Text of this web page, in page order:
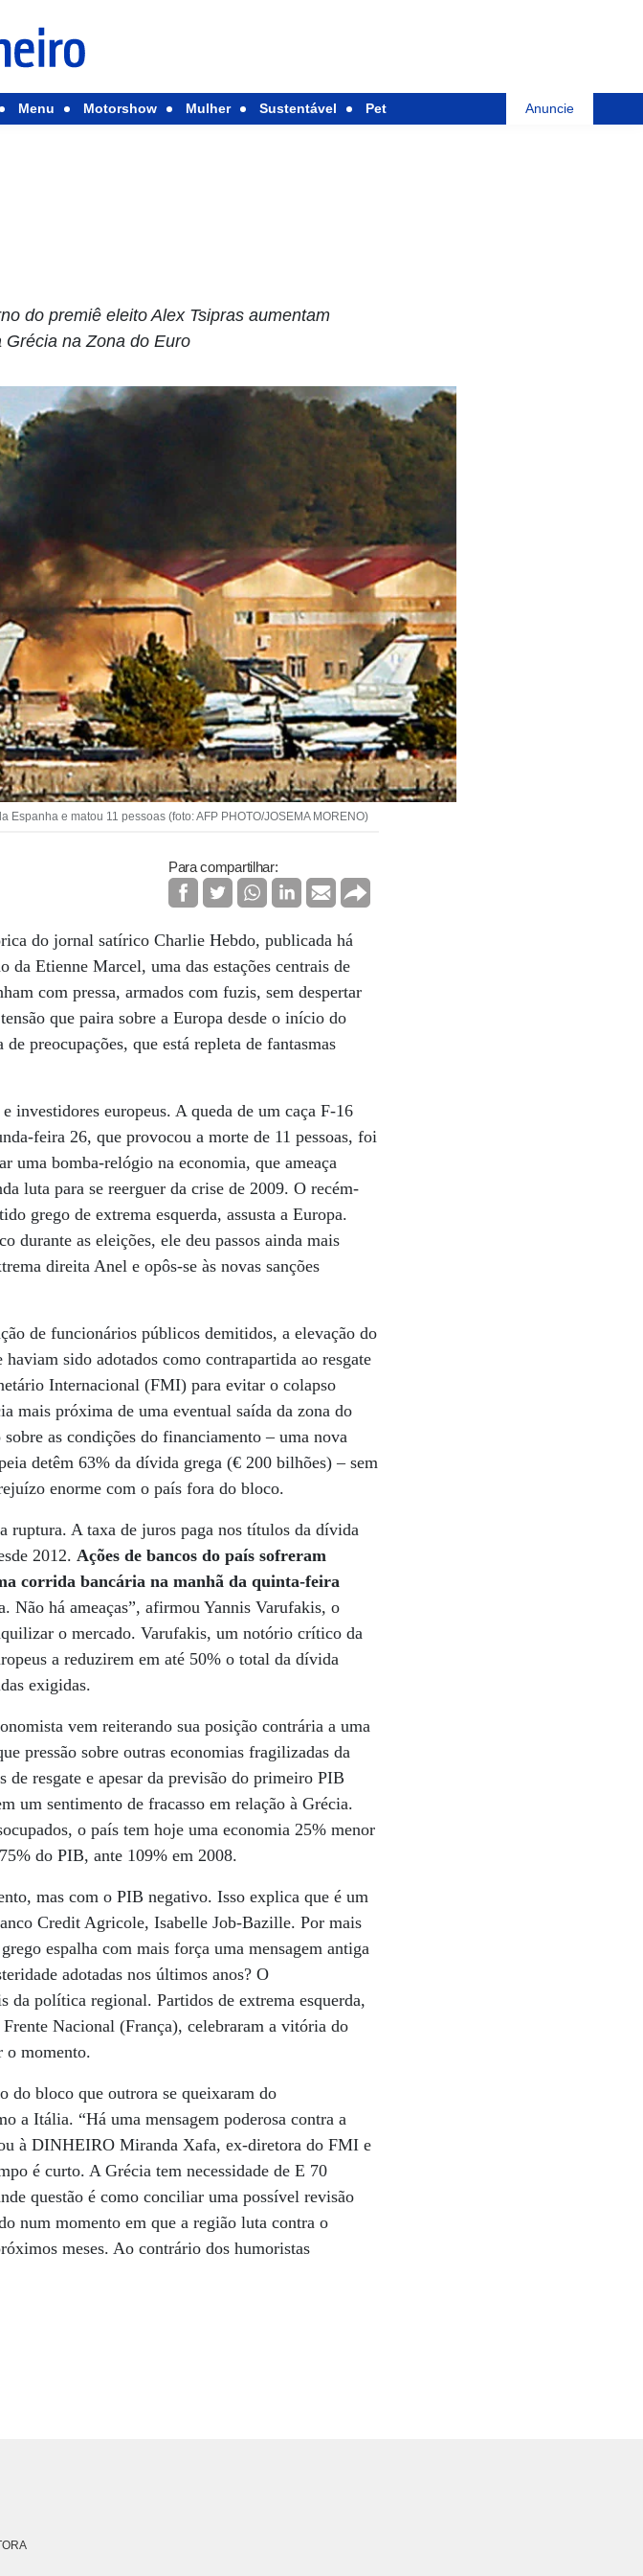
Menu Motorshow Mulher Sustentável Pet Anuncie
do premiê eleito Alex Tsipras aumentam
na Zona do Euro
e matou 11 pessoas (foto: AFP PHOTO/JOSEMA MORENO)
Para compartilhar:
do jornal satírico Charlie Hebdo, publicada há
da Etienne Marcel, uma das estações centrais de
com pressa, armados com fuzis, sem despertar
que paira sobre a Europa desde o início do
preocupações, que está repleta de fantasmas
investidores europeus. A queda de um caça F-16
feira 26, que provocou a morte de 11 pessoas, foi
uma bomba-relógio na economia, que ameaça
luta para se reerguer da crise de 2009. O recém-
grego de extrema esquerda, assusta a Europa.
durante as eleições, ele deu passos ainda mais
direita Anel e opôs-se às novas sanções
de funcionários públicos demitidos, a elevação do
sido adotados como contrapartida ao resgate
Internacional (FMI) para evitar o colapso
mais próxima de uma eventual saída da zona do
as condições do financiamento – uma nova
detêm 63% da dívida grega (€ 200 bilhões) – sem
enorme com o país fora do bloco.
ruptura. A taxa de juros paga nos títulos da dívida
2012.Ações de bancos do país sofreram
corrida bancária na manhã da quinta-feira
Não há ameaças”, afirmou Yannis Varufakis, o
o mercado. Varufakis, um notório crítico da
a reduzirem em até 50% o total da dívida
exigidas.
vem reiterando sua posição contrária a uma
pressão sobre outras economias fragilizadas da
resgate e apesar da previsão do primeiro PIB
um sentimento de fracasso em relação à Grécia.
o país tem hoje uma economia 25% menor
do PIB, ante 109% em 2008.
mas com o PIB negativo. Isso explica que é um
Credit Agricole, Isabelle Job-Bazille. Por mais
espalha com mais força uma mensagem antiga
adotadas nos últimos anos? O
da política regional. Partidos de extrema esquerda,
Nacional (França), celebraram a vitória do
o momento.
do bloco que outrora se queixaram do
a Itália. “Há uma mensagem poderosa contra a
à DINHEIRO Miranda Xafa, ex-diretora do FMI e
é curto. A Grécia tem necessidade de E 70
questão é como conciliar uma possível revisão
num momento em que a região luta contra o
meses. Ao contrário dos humoristas